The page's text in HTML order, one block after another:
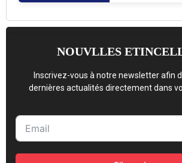
NOUVLLES
Inscrivez-vous à notre newsletter afin
dernières actualités directement dans